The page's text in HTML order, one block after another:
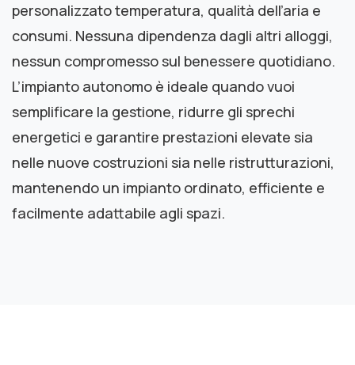
personalizzato temperatura, qualità dell’aria e
consumi. Nessuna dipendenza dagli altri alloggi,
nessun compromesso sul benessere quotidiano.
L’impianto autonomo è ideale quando vuoi
semplificare la gestione, ridurre gli sprechi
energetici e garantire prestazioni elevate sia
nelle nuove costruzioni sia nelle ristrutturazioni,
mantenendo un impianto ordinato, efficiente e
facilmente adattabile agli spazi.